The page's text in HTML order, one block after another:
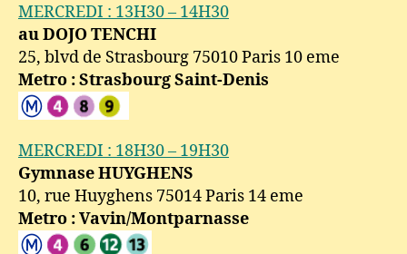
2013
MERCREDI : 13H30 – 14H30
au DOJO TENCHI
25, blvd de Strasbourg 75010 Paris 10 eme
Metro : Strasbourg Saint-Denis
MERCREDI : 18H30 – 19H30
Gymnase HUYGHENS
10, rue Huyghens 75014 Paris 14 eme
Metro : Vavin/Montparnasse